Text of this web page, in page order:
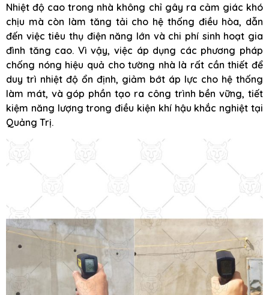
Nhiệt độ cao trong nhà không chỉ gây ra cảm giác khó
chịu mà còn làm tăng tải cho hệ thống điều hòa, dẫn
đến việc tiêu thụ điện năng lớn và chi phí sinh hoạt gia
đình tăng cao. Vì vậy, việc áp dụng các phương pháp
chống nóng hiệu quả cho tường nhà là rất cần thiết để
duy trì nhiệt độ ổn định, giảm bớt áp lực cho hệ thống
làm mát, và góp phần tạo ra công trình bền vững, tiết
kiệm năng lượng trong điều kiện khí hậu khắc nghiệt tại
Quảng Trị.